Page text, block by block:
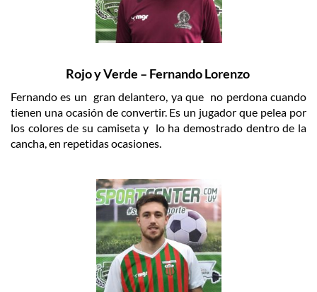
Rojo y Verde – Fernando Lorenzo
Fernando es un gran delantero, ya que no perdona cuando
tienen una ocasión de convertir. Es un jugador que pelea por
los colores de su camiseta y lo ha demostrado dentro de la
cancha, en repetidas ocasiones.